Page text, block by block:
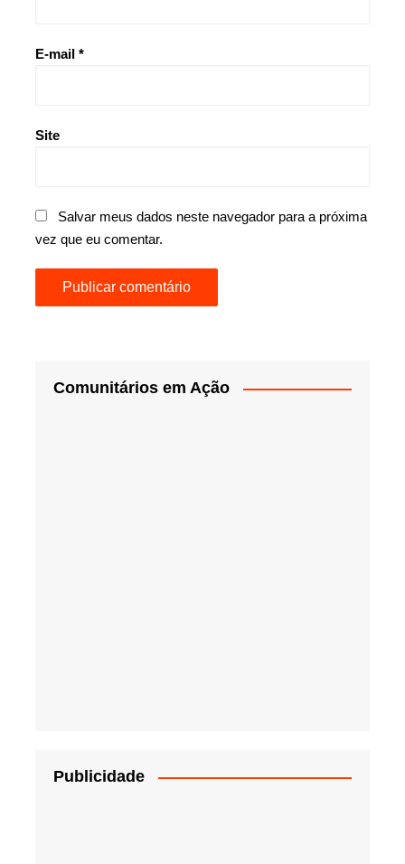
E-mail *
Site
Salvar meus dados neste navegador para a próxima
vez que eu comentar.
Comunitários em Ação
Publicidade